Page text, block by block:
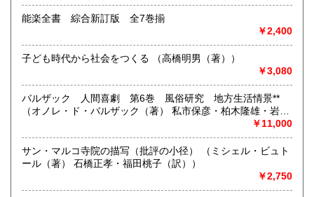
高知県 3,330円
佐賀県 長崎県
宮崎県 3,330円 鹿児島県 3,330円
沖縄県 3,380円
札幌市内にて店舗営業しております。店頭にて書籍の状態な
ど確認いただけます。倉庫保管の場合がございますので事前
古書の買い取りに力を入れております。ぜひご連絡下さい。
最寄駅：北24条駅と元町駅の間。
営業時間：12:00～17:00
定休日：日曜定休
書籍の買取について
北海道本・思想哲学・人文書を中心に専門書を積極的に買取
をしております。店頭での買取のほか、札幌市内は出張買取
能楽全書 綜合新訂版 全7巻揃
￥2,400
子ども時代から社会をつくる （高橋明男（著））
￥3,080
バルザック 人間喜劇 第6巻 風俗研究 地方生活情景**
（オノレ・ド・バルザック（著） 私市保彦・柏木隆雄・岩村
￥11,000
サン・マルコ寺院の描写（批評の小径） （ミシェル・ビュト
ール（著） 石橋正孝・福田桃子（訳））
￥2,750